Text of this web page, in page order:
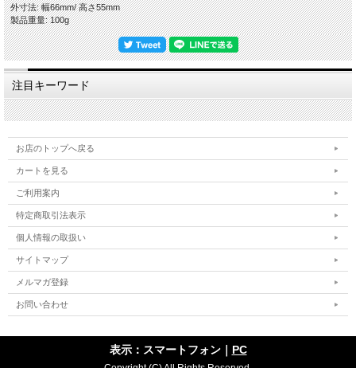
〇徳利と酒注ぎの違い ・徳利は細い首があることで燗酒が冷めにくいといった反
面、器を洗浄しにくいという点があります。
・酒注ぎは口径が大きいことから燗酒が冷めやすいといった反面、器を洗浄しやす
く湯冷ましやドレッシング入れにもご使用いただけます。
「酒器のお取り扱いについて」
〇器にやさしいお取り扱い－お使いいただく前に器を水につける(アルコールの糖
分によるカビの発生を抑制します。)
〇酒器の「萩の七化け」について－お酒は色がないため先にお茶などを入れ変えて
〇酒注ぎ・徳利で熱燗を召し上がる場合－お酒を入れる前にしばらく水につけてお
き、別の器具で燗をしたお酒を入れて下さい。
〇徳利に花を生ける場合－安心安全のため食器には薬品による水止めをしない方針
により水指漏れの可能性があり、漏れ止め処理をしてからご利用ください。
「御本手という作風」
伝統的工芸品萩焼の指定材料にある萩焼の基本となる「大道土」に赤土を混ぜ砂を
入れて水曳きし、乾燥させながら高台や高台脇を削り全体の形を整え、さらに乾燥
のタイミングを計りながら生地とは違う化粧土の中に浸けて掛けるずぶ掛けという
技法で化粧掛けを施します。 しっかり乾燥させてから素焼きをし、木灰釉を掛け
て還元焼成で本焼きをし窯出しをして焼ヒビなどが無いかをしっかりチェックして
完成となります。
御本手は生地のグレーの上に淡いグレーや白みが重なり、所々に窯変による赤みや
白みを包む赤い斑点があるなど、いろいろな色合いを織り成しているのが特徴です
が、窯変によるものは焼成してみないとわからず多くある場合は紅葉・少なめの場
外寸法: 幅66mm/ 高さ55mm
製品重量: 100g
注目キーワード
お店のトップへ戻る
カートを見る
ご利用案内
特定商取引法表示
個人情報の取扱い
サイトマップ
メルマガ登録
お問い合わせ
表示：スマートフォン｜ PC